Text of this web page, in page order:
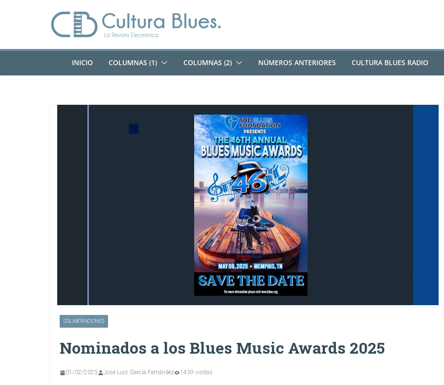
INICIO COLUMNAS (1) COLUMNAS (2) NÚMEROS ANTERIORES CULTURA BLUES RADIO
COLABORACIONES
Nominados a los Blues Music Awards 2025
01/02/2025 José Luis García Fernández 1439 visitas